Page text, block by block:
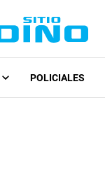
POLICIALES